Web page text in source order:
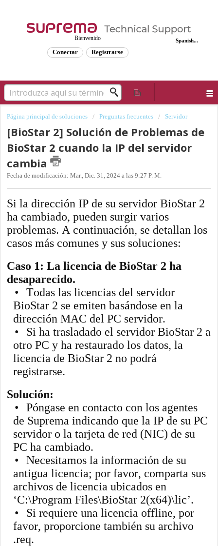
Spanish...
Bienvenido
Conectar Registrarse
Página principal de soluciones Preguntas frecuentes Servidor
[BioStar 2] Solución de Problemas de
BioStar 2 cuando la IP del servidor
cambia
Fecha de modificación: Mar., Dic. 31, 2024 a las 9:27 P. M.
Si la dirección IP de su servidor BioStar 2
ha cambiado, pueden surgir varios
problemas. A continuación, se detallan los
casos más comunes y sus soluciones:
Caso 1: La licencia de BioStar 2 ha
desaparecido.
•
Todas las licencias del servidor
BioStar 2 se emiten basándose en la
dirección MAC del PC servidor.
•
Si ha trasladado el servidor BioStar 2 a
otro PC y ha restaurado los datos, la
licencia de BioStar 2 no podrá
registrarse.
Solución:
•
Póngase en contacto con los agentes
de Suprema indicando que la IP de su PC
servidor o la tarjeta de red (NIC) de su
PC ha cambiado.
•
Necesitamos la información de su
antigua licencia; por favor, comparta sus
archivos de licencia ubicados en
‘C:\Program Files\BioStar 2(x64)\lic’.
•
Si requiere una licencia offline, por
favor, proporcione también su archivo
.req.